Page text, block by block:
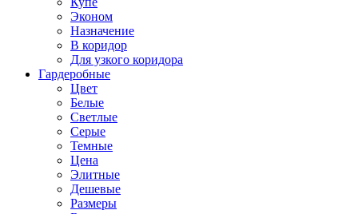
Эконом
Назначение
В коридор
Для узкого коридора
Гардеробные
Цвет
Белые
Светлые
Серые
Темные
Цена
Элитные
Дешевые
Размеры